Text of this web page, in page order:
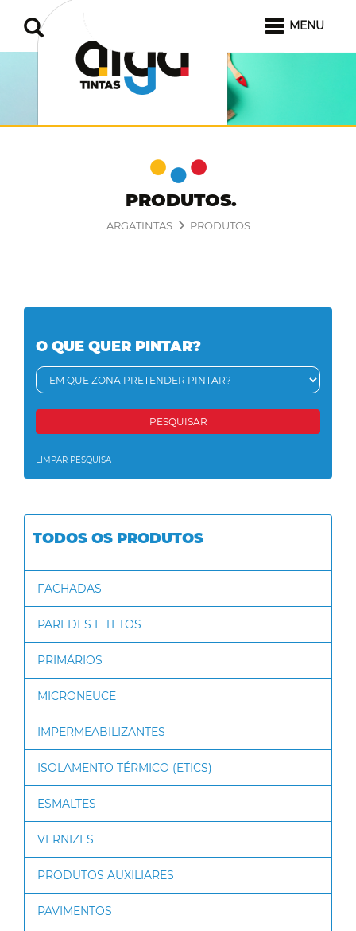
MENU
PRODUTOS
ARGATINTAS PRODUTOS
O QUE QUER PINTAR?
PESQUISAR
LIMPAR PESQUISA
TODOS OS PRODUTOS
FACHADAS
PAREDES E TETOS
PRIMÁRIOS
MICRONEUCE
IMPERMEABILIZANTES
ISOLAMENTO TÉRMICO (ETICS)
ESMALTES
VERNIZES
PRODUTOS AUXILIARES
PAVIMENTOS